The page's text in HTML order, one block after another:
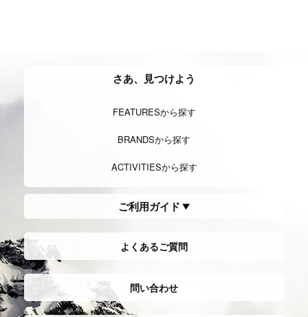
さあ、見つけよう
FEATURESから探す
BRANDSから探す
ACTIVITIESから探す
ご利用ガイド
よくあるご質問
問い合わせ